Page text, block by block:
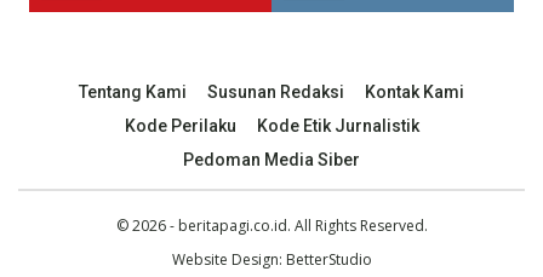
Tentang Kami Susunan Redaksi
Kontak Kami
Kode Perilaku
Kode Etik Jurnalistik
Pedoman Media Siber
© 2026 - beritapagi.co.id. All Rights Reserved.
Website Design: BetterStudio